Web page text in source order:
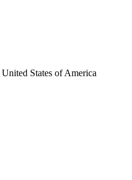
United States of America